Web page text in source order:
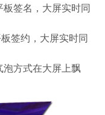
签名，大屏实时同
签约，大屏实时同
方式在大屏上飘